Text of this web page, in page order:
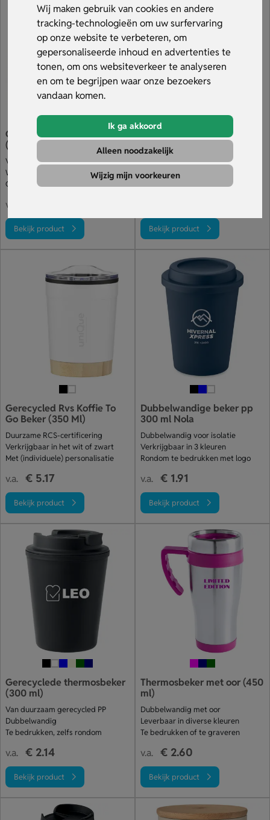
Wij maken gebruik van cookies en andere
tracking-technologieën om uw surfervaring
op onze website te verbeteren, om
gepersonaliseerde inhoud en advertenties te
tonen, om ons websiteverkeer te analyseren
en om te begrijpen waar onze bezoekers
vandaan komen.
Ik ga akkoord
Alleen noodzakelijk
Wijzig mijn voorkeuren
duurzaamheid geeft en gaat jouw merk bij iedere bak
koffie de straat over. Bestel snel en ontvang gratis een
digitaal voorbeeld van jouw koffiebekers to go met logo.
Bekijk ons aanbod.
Goedkope koffiebeker to go
(240 ml)
Volledig recyclebaar materiaal
Witte beker & gekleurde deksel
Opdruk op de deksel
v.a.
Bekijk product
Kurk Koffiebeker To Go
(350 Ml)
Herbruikbaar & BPA-vrij
Duurzame kurk afwerking
Bekijk product
Gerecycled Rvs Koffie To
Go Beker (350 Ml)
Duurzame RCS-certificering
Verkrijgbaar in het wit of zwart
Met (individuele) personalisatie
v.a. € 5.17
Bekijk product
Dubbelwandige beker pp
300 ml Nola
Dubbelwandig voor isolatie
Verkrijgbaar in 3 kleuren
Rondom te bedrukken met logo
v.a. € 1.91
Bekijk product
Gerecyclede thermosbeker
(300 ml)
Van duurzaam gerecycled PP
Dubbelwandig
Te bedrukken, zelfs rondom
v.a. € 2.14
Bekijk product
Thermosbeker met oor (450
ml)
Dubbelwandig met oor
Leverbaar in diverse kleuren
Te bedrukken of te graveren
v.a. € 2.60
Bekijk product